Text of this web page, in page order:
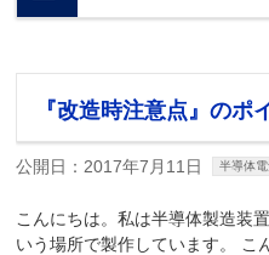
『改造時注意点』のポ
公開日：2017年7月11日 半導体
こんにちは。私は半導体製造装
いう場所で製作しています。 こ